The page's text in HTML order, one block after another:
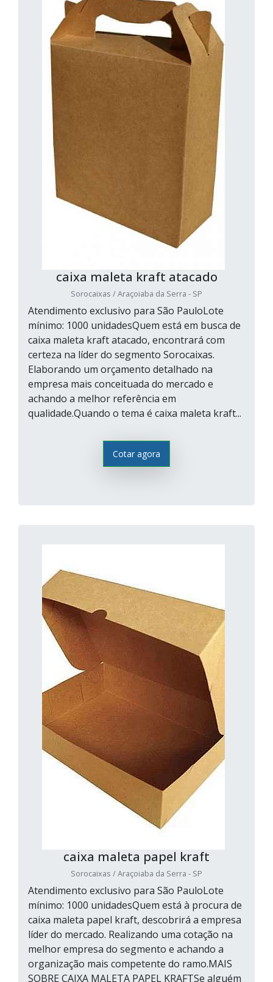
caixa maleta kraft atacado
Sorocaixas / Araçoiaba da Serra - SP
Atendimento exclusivo para São PauloLote
mínimo: 1000 unidadesQuem está em busca de
caixa maleta kraft atacado, encontrará com
certeza na líder do segmento Sorocaixas.
Elaborando um orçamento detalhado na
empresa mais conceituada do mercado e
achando a melhor referência em
qualidade.Quando o tema é caixa maleta kraft...
Cotar agora
caixa maleta papel kraft
Sorocaixas / Araçoiaba da Serra - SP
Atendimento exclusivo para São PauloLote
mínimo: 1000 unidadesQuem está à procura de
caixa maleta papel kraft, descobrirá a empresa
líder do mercado. Realizando uma cotação na
melhor empresa do segmento e achando a
organização mais competente do ramo.MAIS
SOBRE CAIXA MALETA PAPEL KRAFTSe alguém